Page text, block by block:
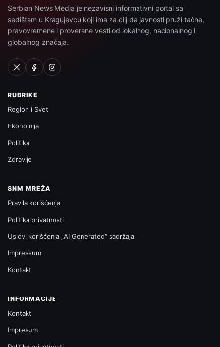
Serbian News Media je nezavisni informativni portal sa
sedištem u Kragujevcu koji ima za cilj da javnosti pruži tačne,
pravovremene i proverene vesti od lokalnog, nacionalnog i
globalnog značaja.
RUBRIKE
Region i Svet
Ekonomija
Politika
Zdravlje
SNM MREŽA
Pravila korišćenja
Politika privatnosti
Uslovi korišćenja „AI Generated“ sadržaja
Impressum
Kontakt
INFORMACIJE
Kontakt
Impresum